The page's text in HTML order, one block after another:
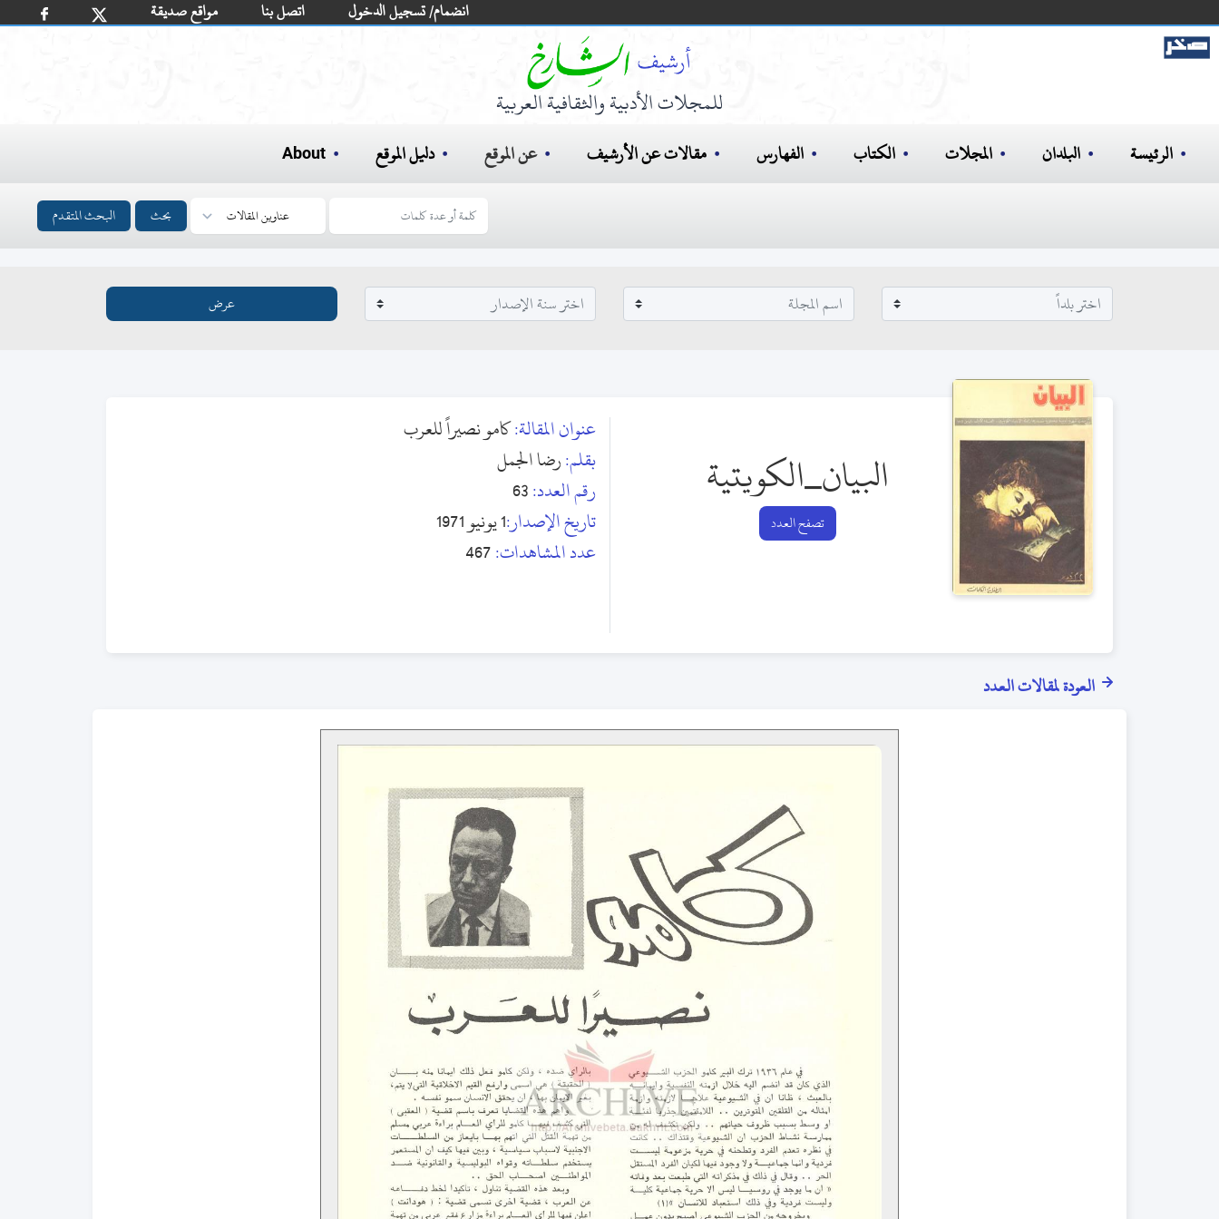
مواقع صديقة اتصل بنا انضمام/ تسجيل الدخول
للمجلات الأدبية والثقافية العربية
الرئيسة البلدان المجلات الكتاب الفهارس مقالات عن الأرشيف عن الموقع دليل الموقع About
بحث البحث المتقدم
البيان_الكويتية
تصفح العدد
عنوان المقالة:كامو نصيراً للعرب
بقلم:رضا الجمل
رقم العدد:63
تاريخ الإصدار:1 يونيو 1971
عدد المشاهدات:467
العودة لمقالات العدد